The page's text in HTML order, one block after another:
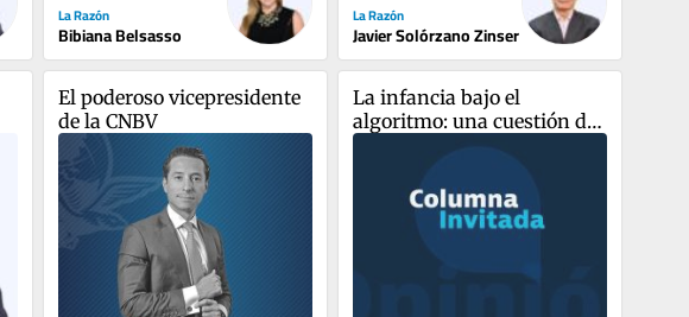
La Razón
Bibiana Belsasso
La Razón
Javier Solórzano Zinser
El poderoso vicepresidente
de la CNBV
La infancia bajo el
algoritmo: una cuestión de
soberanía nacional